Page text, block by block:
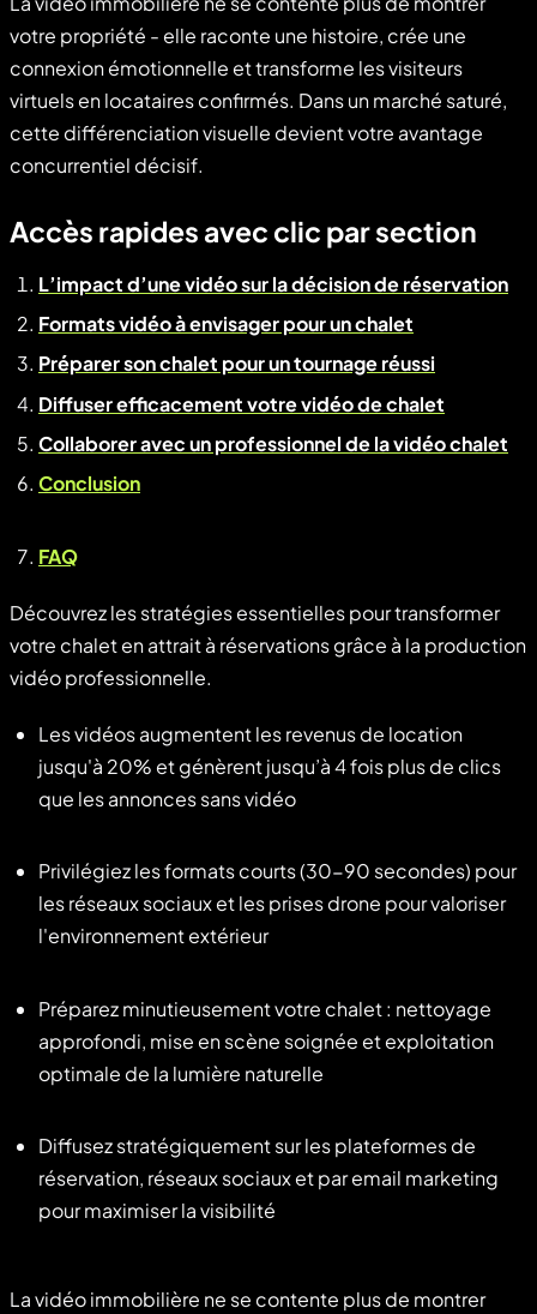
votre propriété - elle raconte une histoire, crée une
connexion émotionnelle et transforme les visiteurs
virtuels en locataires confirmés. Dans un marché saturé,
cette différenciation visuelle devient votre avantage
concurrentiel décisif.
Accès rapides avec clic par section
L’impact d’une vidéo sur la décision de réservation
Formats vidéo à envisager pour un chalet
Préparer son chalet pour un tournage réussi
Diffuser efficacement votre vidéo de chalet
Collaborer avec un professionnel de la vidéo chalet
Conclusion
FAQ
Découvrez les stratégies essentielles pour transformer
votre chalet en attrait à réservations grâce à la production
vidéo professionnelle.
Les vidéos augmentent les revenus de location
jusqu'à 20% et génèrent jusqu’à 4 fois plus de clics
que les annonces sans vidéo
Privilégiez les formats courts (30-90 secondes) pour
les réseaux sociaux et les prises drone pour valoriser
l'environnement extérieur
Préparez minutieusement votre chalet : nettoyage
approfondi, mise en scène soignée et exploitation
optimale de la lumière naturelle
Diffusez stratégiquement sur les plateformes de
réservation, réseaux sociaux et par email marketing
pour maximiser la visibilité
La vidéo immobilière ne se contente plus de montrer